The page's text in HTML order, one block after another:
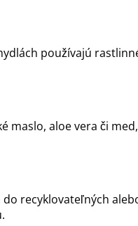
používajú
maslo, aloe vera či
recyklovateľných